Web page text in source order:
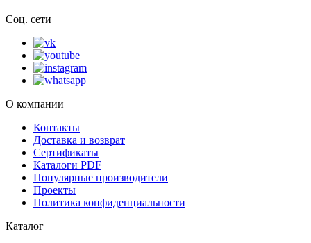
Соц. сети
О компании
Контакты
Доставка и возврат
Сертификаты
Каталоги PDF
Популярные производители
Проекты
Политика конфиденциальности
Каталог